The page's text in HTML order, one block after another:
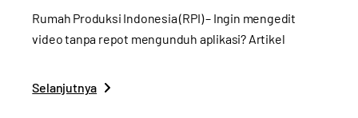
Rumah Produksi Indonesia (RPI) – Ingin mengedit
video tanpa repot mengunduh aplikasi? Artikel
Selanjutnya